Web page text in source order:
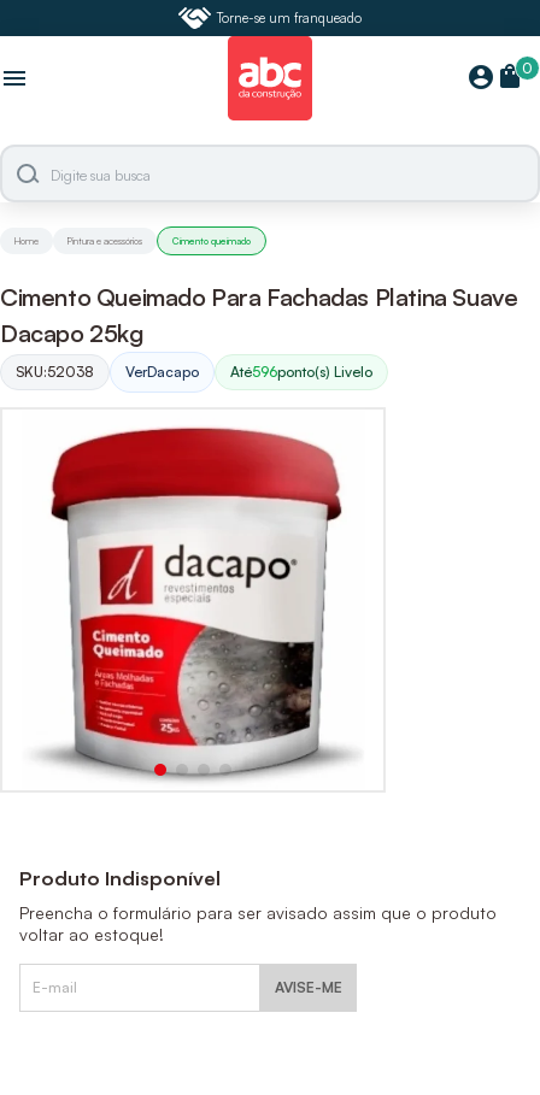
Torne-se um franqueado
menu account_circle 0
shopping_bag
Home Pintura e acessórios Cimento queimado
Cimento Queimado Para Fachadas Platina Suave
Dacapo 25kg
SKU:52038 VerDacapo Até596ponto(s) Livelo
Produto Indisponível
Preencha o formulário para ser avisado assim que o produto
voltar ao estoque!
AVISE-ME